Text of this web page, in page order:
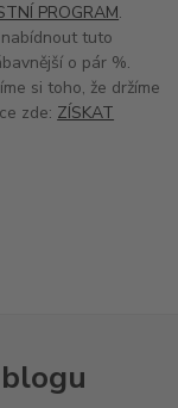
PROGRAM.
tuto
o pár %.
si toho, že držíme
zde: ZÍSKAT